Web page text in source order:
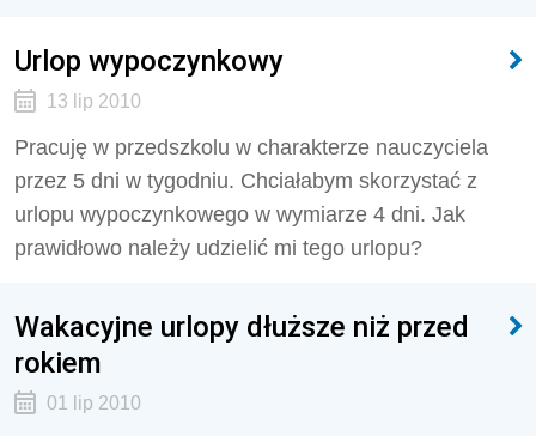
Urlop wypoczynkowy
13 lip 2010
Pracuję w przedszkolu w charakterze nauczyciela
przez 5 dni w tygodniu. Chciałabym skorzystać z
urlopu wypoczynkowego w wymiarze 4 dni. Jak
prawidłowo należy udzielić mi tego urlopu?
Wakacyjne urlopy dłuższe niż przed
rokiem
01 lip 2010